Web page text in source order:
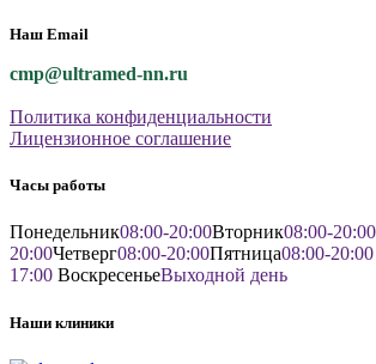
Наш Email
cmp@ultramed-nn.ru
Политика конфиденциальности
Лицензионное соглашение
Часы работы
Понедельник08:00-20:00Вторник08:00-20:00
20:00Четверг08:00-20:00Пятница08:00-20:00
17:00 ВоскресеньеВыходной день
Наши клиники